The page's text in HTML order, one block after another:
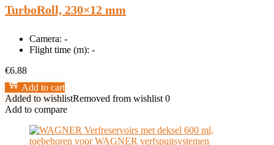
TurboRoll, 230×12 mm
Camera: -
Flight time (m): -
€6.88
Add to cart
Added to wishlistRemoved from wishlist 0
Add to compare